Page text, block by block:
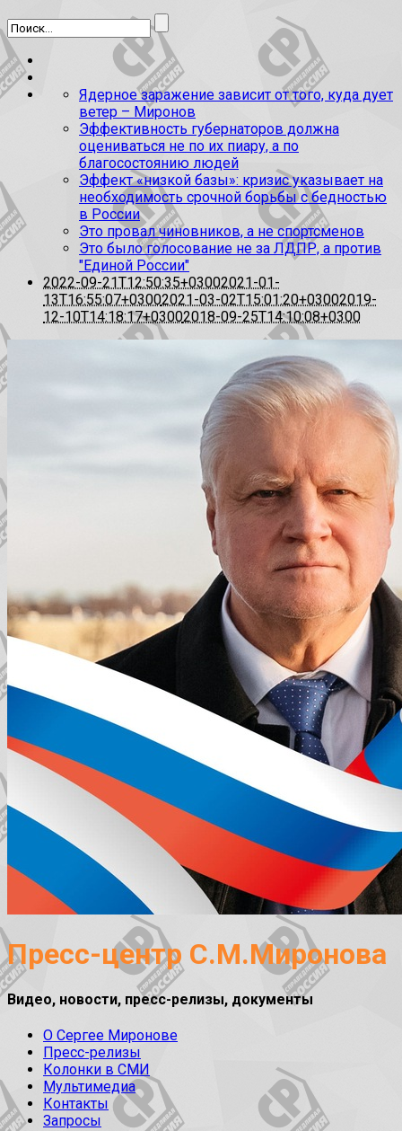
Ядерное заражение зависит от того, куда дует
ветер – Миронов
Эффективность губернаторов должна
оцениваться не по их пиару, а по
благосостоянию людей
Эффект «низкой базы»: кризис указывает на
необходимость срочной борьбы с бедностью
в России
Это провал чиновников, а не спортсменов
Это было голосование не за ЛДПР, а против
"Единой России"
2022-09-21T12:50:35+03002021-01-
13T16:55:07+03002021-03-02T15:01:20+03002019-
12-10T14:18:17+03002018-09-25T14:10:08+0300
Пресс-центр С.М.Миронова
Видео, новости, пресс-релизы, документы
О Сергее Миронове
Пресс-релизы
Колонки в СМИ
Мультимедиа
Контакты
Запросы